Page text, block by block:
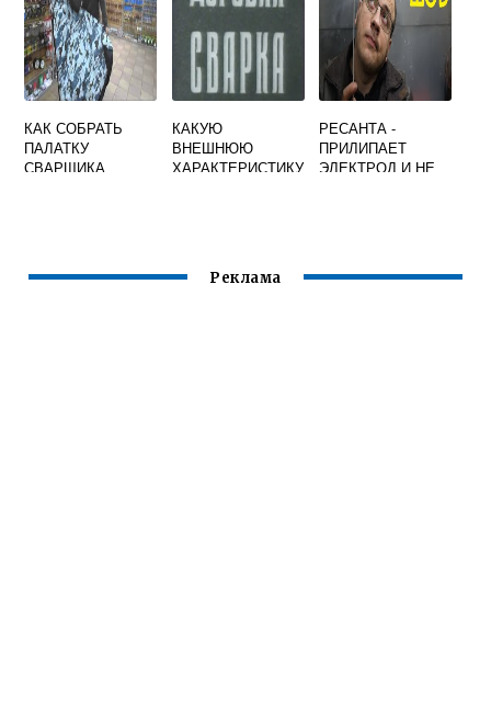
КАК СОБРАТЬ
ПАЛАТКУ
СВАРЩИКА
КАКУЮ
ВНЕШНЮЮ
ХАРАКТЕРИСТИКУ
РЕСАНТА -
ПРИЛИПАЕТ
ЭЛЕКТРОД И НЕ
Реклама